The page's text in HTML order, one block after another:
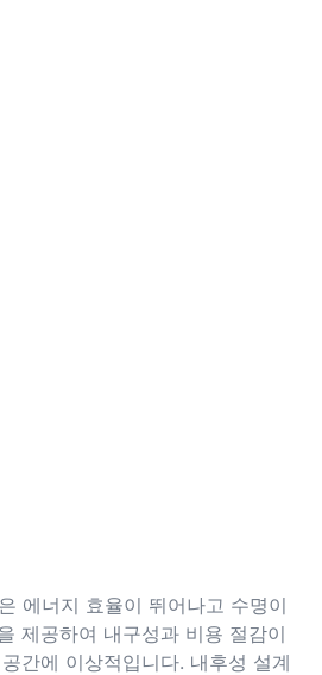
에너지 효율이 뛰어나고 수명이
제공하여 내구성과 비용 절감이
간에 이상적입니다. 내후성 설계